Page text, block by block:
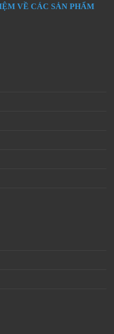
VỀ CÁC SẢN PHẨM